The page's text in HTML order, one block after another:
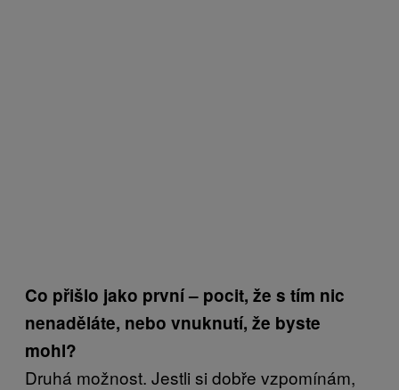
Co přišlo jako první – pocit, že s tím nic
nenaděláte, nebo vnuknutí, že byste
mohl?
Druhá možnost. Jestli si dobře vzpomínám,